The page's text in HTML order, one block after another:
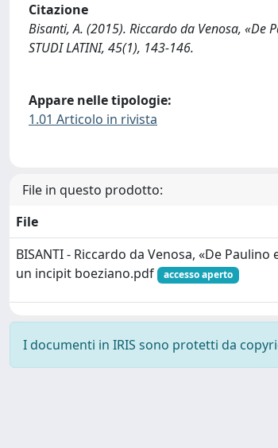
Citazione
Bisanti, A. (2015). Riccardo da Venosa, «De
STUDI LATINI, 45(1), 143-146.
Appare nelle tipologie:
1.01 Articolo in rivista
File in questo prodotto:
File
BISANTI - Riccardo da Venosa, «De
un incipit boeziano.pdf
accesso aperto
I documenti in IRIS sono protetti da